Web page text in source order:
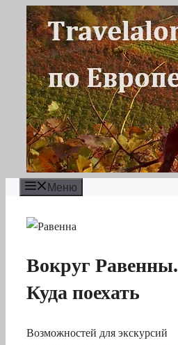
Перейти
содержимому
Меню
Вокруг Равенны.
Куда поехать
Возможностей для экскурсий